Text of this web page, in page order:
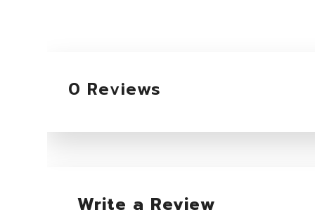
0 Reviews
Write a Review